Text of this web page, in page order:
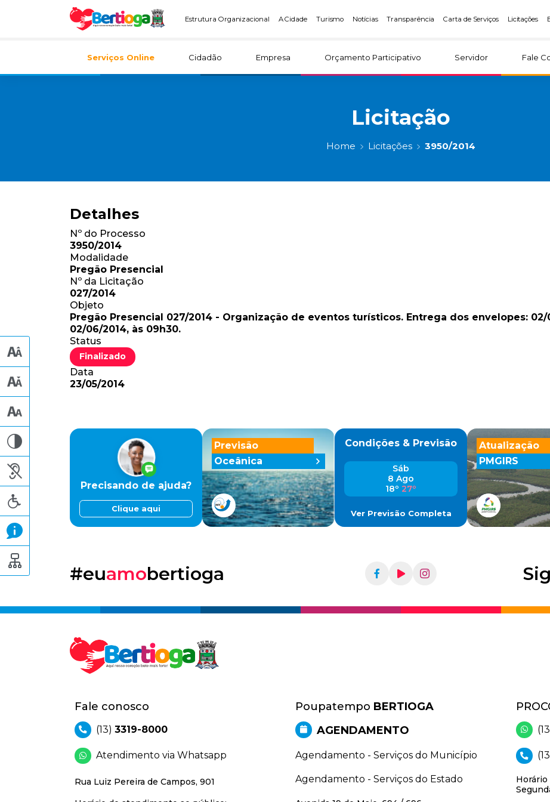
Estrutura Organizacional A Cidade Turismo Notícias Transparência Carta de Serviços Licitações
Serviços Online Cidadão Empresa Orçamento Participativo Servidor Fale
Licitação
Home Licitações 3950/2014
Detalhes
Nº do Processo
3950/2014
Modalidade
Pregão Presencial
Nº da Licitação
027/2014
Objeto
Pregão Presencial 027/2014 - Organização de eventos turísticos. Entrega dos envelopes: 02/
02/06/2014, às 09h30.
Status
Finalizado
Data
23/05/2014
Previsão
Oceânica
Precisando de ajuda?
Clique aqui
Condições & Previsão
Sáb
8 Ago
18º 27º
Ver Previsão Completa
Atualização
PMGIRS
#euamobertioga
Fale conosco
(13) 3319-8000
Atendimento via Whatsapp
Rua Luiz Pereira de Campos, 901
Poupatempo BERTIOGA
AGENDAMENTO
Agendamento - Serviços do Município
Agendamento - Serviços do Estado